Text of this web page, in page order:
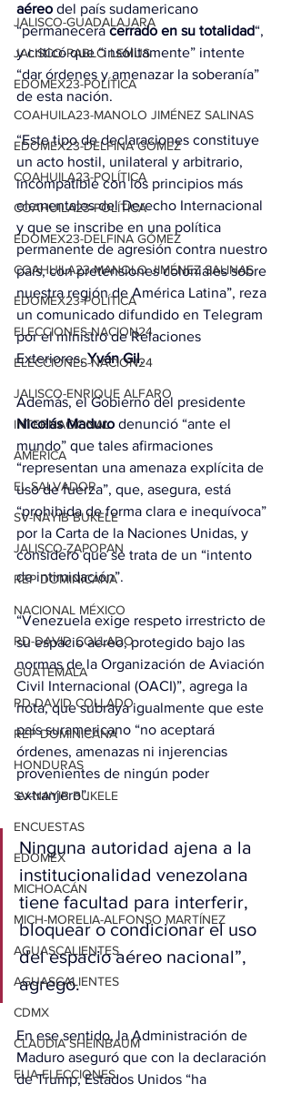
JALISCO-GUADALAJARA
JALISCO-PABLO LEMUS
EDOMEX23-POLÍTICA
COAHUILA23-MANOLO JIMÉNEZ SALINAS
EDOMEX23-DELFINA GÓMEZ
COAHUILA23-POLÍTICA
COAHUILA23-POLÍTICA
EDOMEX23-DELFINA GÓMEZ
COAHUILA23-MANOLO JIMÉNEZ SALINAS
EDOMEX23-POLÍTICA
ELECCIONES-NACION24
ELECCIONES-NACION24
JALISCO-ENRIQUE ALFARO
INTERNACIONAL
AMÉRICA
EL SALVADOR
SV-NAYIB BUKELE
JALISCO-ZAPOPAN
REP DOMINICANA
NACIONAL MÉXICO
RD-DAVID COLLADO
GUATEMALA
RD-DAVID COLLADO
REP DOMINICANA
HONDURAS
SV-NAYIB BUKELE
ENCUESTAS
EDOMEX
MICHOACÁN
MICH-MORELIA-ALFONSO MARTÍNEZ
AGUASCALIENTES
AGUASCALIENTES
CDMX
CLAUDIA SHEINBAUM
EUA ELECCIONES
aéreo del país sudamericano
“permanecerá cerrado en su totalidad“,
y criticó que “insólitamente” intente
“dar órdenes y amenazar la soberanía”
de esta nación.
“Este tipo de declaraciones constituye
un acto hostil, unilateral y arbitrario,
incompatible con los principios más
elementales del Derecho Internacional
y que se inscribe en una política
permanente de agresión contra nuestro
país, con pretensiones coloniales sobre
nuestra región de América Latina”, reza
un comunicado difundido en Telegram
por el ministro de Relaciones
Exteriores, Yván Gil.
Además, el Gobierno del presidente
Nicolás Maduro denunció “ante el
mundo” que tales afirmaciones
“representan una amenaza explícita de
uso de fuerza”, que, asegura, está
“prohibida de forma clara e inequívoca”
por la Carta de la Naciones Unidas, y
consideró que se trata de un “intento
de intimidación”.
“Venezuela exige respeto irrestricto de
su espacio aéreo, protegido bajo las
normas de la Organización de Aviación
Civil Internacional (OACI)”, agrega la
nota, que subraya igualmente que este
país suramericano “no aceptará
órdenes, amenazas ni injerencias
provenientes de ningún poder
extranjero”.
Ninguna autoridad ajena a la
institucionalidad venezolana
tiene facultad para interferir,
bloquear o condicionar el uso
del espacio aéreo nacional”,
agregó.
En ese sentido, la Administración de
Maduro aseguró que con la declaración
de Trump, Estados Unidos “ha